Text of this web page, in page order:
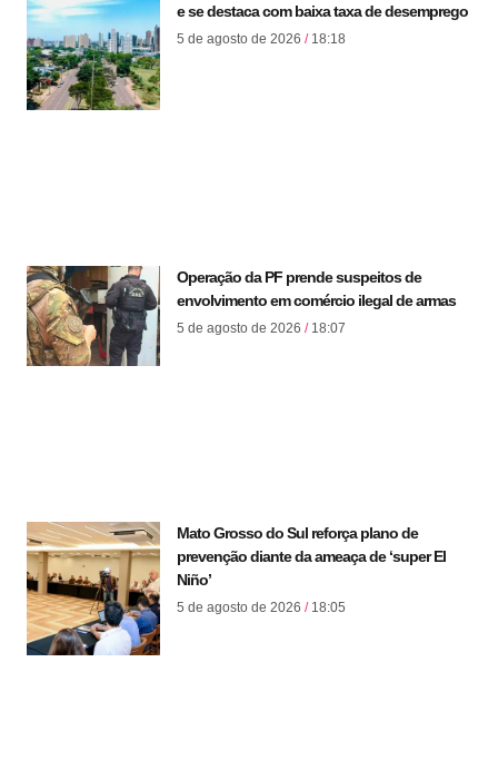
e se destaca com baixa taxa de desemprego
5 de agosto de 2026 18:18
Operação da PF prende suspeitos de
envolvimento em comércio ilegal de armas
5 de agosto de 2026 18:07
Mato Grosso do Sul reforça plano de
prevenção diante da ameaça de ‘super El
Niño’
5 de agosto de 2026 18:05